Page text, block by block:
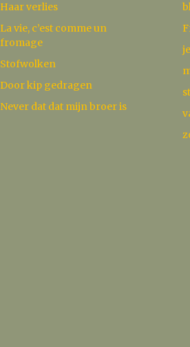
Haar verlies
La vie, c’est comme un
fromage
Stofwolken
Door kip gedragen
Never dat dat mijn broer is